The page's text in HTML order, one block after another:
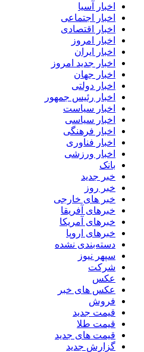
اخبار آسیا
اخبار اجتماعی
اخبار اقتصادی
اخبار امروز
اخبار ایران
اخبار جدید امروز
اخبار جهان
اخبار دولتی
اخبار رئیس جمهور
اخبار سیاست
اخبار سیاسی
اخبار فرهنگی
اخبار فناوری
اخبار ورزشی
بانک
خبر جدید
خبر روز
خبر های خارجی
خبرهای آفریقا
خبرهای آمریکا
خبرهای اروپا
دسته‌بندی نشده
سپهر نیوز
شرکت
عکس
عکس های خبر
فروش
قیمت جدید
قیمت طلا
قیمت های جدید
گزارش جدید